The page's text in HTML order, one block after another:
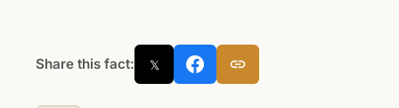
Share this fact: 𝕏